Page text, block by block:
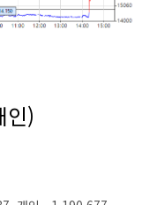
인)